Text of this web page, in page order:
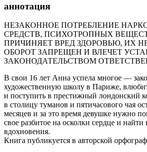
аннотация
НЕЗАКОННОЕ ПОТРЕБЛЕНИЕ
СРЕДСТВ, ПСИХОТРОПНЫХ
ПРИЧИНЯЕТ ВРЕД ЗДОРОВЬЮ, ИХ
ОБОРОТ ЗАПРЕЩЕН И ВЛЕЧЕТ
ЗАКОНОДАТЕЛЬСТВОМ
В свои 16 лет Анна успела многое —
художественную школу в Париже,
и поступить в престижный лондонский
в столицу туманов и пятичасового чая
месяцев и за это время девушке нужно
свое разбитое на осколки сердце и
вдохновения.
Книга публикуется в авторской